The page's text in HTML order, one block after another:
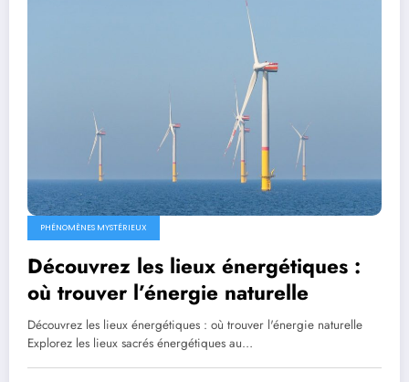
PHÉNOMÈNES MYSTÉRIEUX
Découvrez les lieux énergétiques :
où trouver l’énergie naturelle
Découvrez les lieux énergétiques : où trouver l'énergie naturelle
Explorez les lieux sacrés énergétiques au…